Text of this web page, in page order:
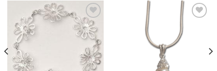
Add to
Wishlist